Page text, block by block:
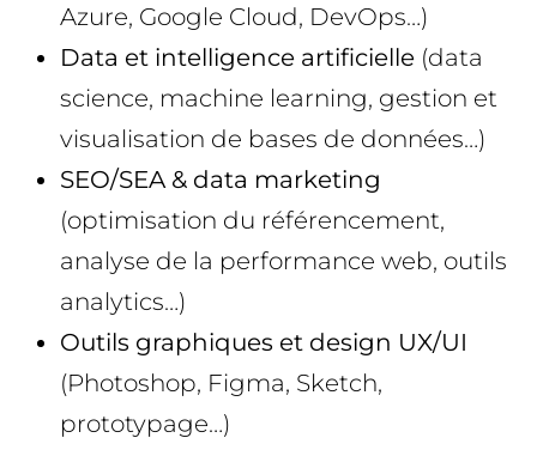
Azure, Google Cloud, DevOps…)
Data et intelligence artificielle (data
science, machine learning, gestion et
visualisation de bases de données…)
SEO/SEA & data marketing
(optimisation du référencement,
analyse de la performance web, outils
analytics…)
Outils graphiques et design UX/UI
(Photoshop, Figma, Sketch,
prototypage…)